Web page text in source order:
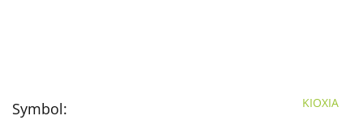
Symbol:
KIOXIA